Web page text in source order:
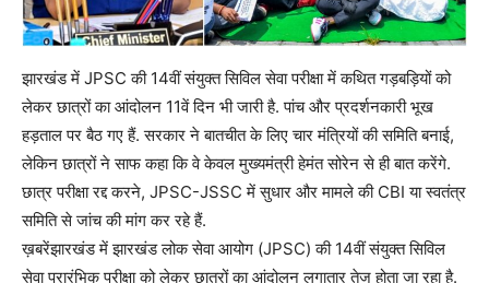
झारखंड में JPSC की 14वीं संयुक्त सिविल सेवा परीक्षा में कथित गड़बड़ियों को
लेकर छात्रों का आंदोलन 11वें दिन भी जारी है. पांच और प्रदर्शनकारी भूख
हड़ताल पर बैठ गए हैं. सरकार ने बातचीत के लिए चार मंत्रियों की समिति बनाई,
लेकिन छात्रों ने साफ कहा कि वे केवल मुख्यमंत्री हेमंत सोरेन से ही बात करेंगे.
छात्र परीक्षा रद्द करने, JPSC-JSSC में सुधार और मामले की CBI या स्वतंत्र
समिति से जांच की मांग कर रहे हैं.
ख़बरेंझारखंड में झारखंड लोक सेवा आयोग (JPSC) की 14वीं संयुक्त सिविल
सेवा प्रारंभिक परीक्षा को लेकर छात्रों का आंदोलन लगातार तेज होता जा रहा है.